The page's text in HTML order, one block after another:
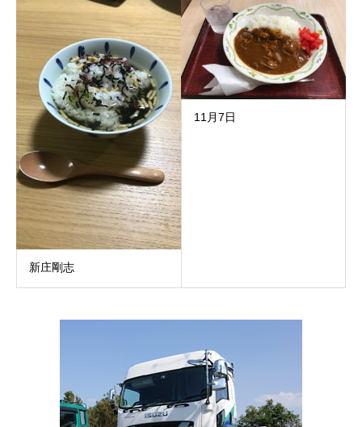
新庄剛志
11月7日